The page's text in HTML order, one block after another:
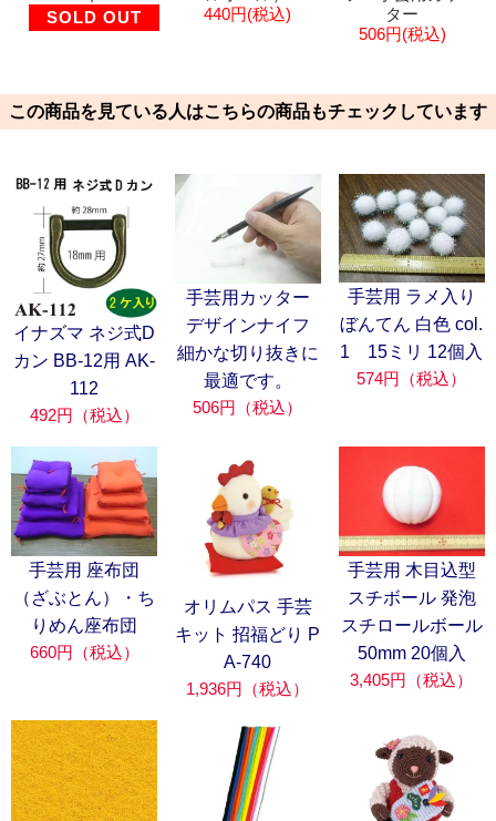
SOLD OUT
440円(税込)
ター
506円(税込)
この商品を見ている人はこちらの商品もチェックしています
イナズマ ネジ式D
カン BB-12用 AK-
112
492円（税込）
手芸用カッター
デザインナイフ
細かな切り抜きに
最適です。
506円（税込）
手芸用 ラメ入り
ぼんてん 白色 col.
1 15ミリ 12個入
574円（税込）
手芸用 座布団
（ざぶとん）・ち
りめん座布団
660円（税込）
オリムパス 手芸
キット 招福どり P
A-740
1,936円（税込）
手芸用 木目込型
スチボール 発泡
スチロールボール
50mm 20個入
3,405円（税込）